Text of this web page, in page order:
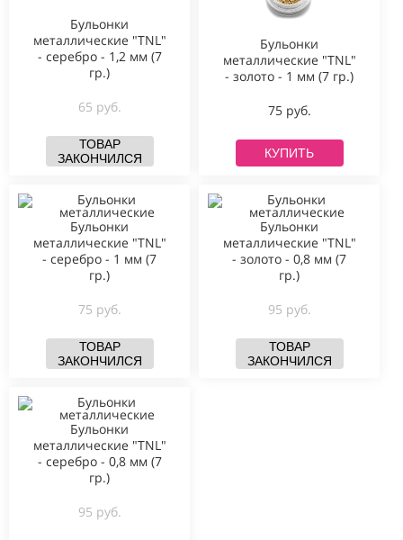
Бульонки
металлические "TNL"
- серебро - 1,2 мм (7
гр.)
65 руб.
ТОВАР
ЗАКОНЧИЛСЯ
Бульонки
металлические "TNL"
- золото - 1 мм (7 гр.)
75 руб.
КУПИТЬ
Бульонки
металлические "TNL"
- серебро - 1 мм (7
гр.)
75 руб.
ТОВАР
ЗАКОНЧИЛСЯ
Бульонки
металлические "TNL"
- золото - 0,8 мм (7
гр.)
95 руб.
ТОВАР
ЗАКОНЧИЛСЯ
Бульонки
металлические "TNL"
- серебро - 0,8 мм (7
гр.)
95 руб.